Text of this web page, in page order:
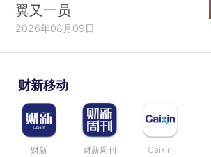
翼又一员
2026年08月09日
财新移动
财新 财新周刊 Caixin